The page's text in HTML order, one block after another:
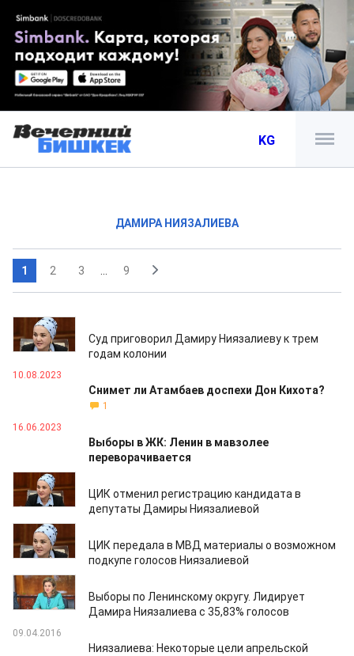
KG
ДАМИРА НИЯЗАЛИЕВА
1 2 3 9
02.03.2024
Суд приговорил Дамиру Ниязалиеву к трем
годам колонии
10.08.2023
Снимет ли Атамбаев доспехи Дон Кихота?
1
16.06.2023
Выборы в ЖК: Ленин в мавзолее
переворачивается
05.06.2023
ЦИК отменил регистрацию кандидата в
депутаты Дамиры Ниязалиевой
30.05.2023
ЦИК передала в МВД материалы о возможном
подкупе голосов Ниязалиевой
28.05.2023
Выборы по Ленинскому округу. Лидирует
Дамира Ниязалиева с 35,83% голосов
09.04.2016
Ниязалиева: Некоторые цели апрельской